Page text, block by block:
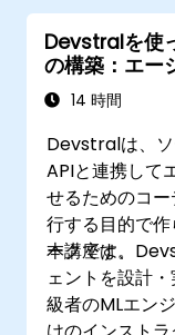
Devstralを使
の構築：エー
で 14 時間
Devstralは、ソ
APIと連携して
せるためのコ
行する目的で
ークです。
本講座は、
ェントを設計
級者のMLエン